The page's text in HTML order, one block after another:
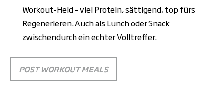
Workout-Held – viel Protein, sättigend, top fürs
Regenerieren. Auch als Lunch oder Snack
zwischendurch ein echter Volltreffer.
POST WORKOUT MEALS